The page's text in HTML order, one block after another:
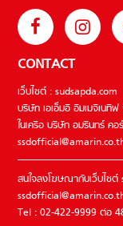
CONTACT
เว็บไซต์ : sudsapda.com
บริษัท เอเอ็มอี อิมเมจิเนที
ในเครือ บริษัท อมรินทร์ ค
สนใจลงโฆษณากับเว็บไซต์
Tel : 02-422-9999 ต่อ